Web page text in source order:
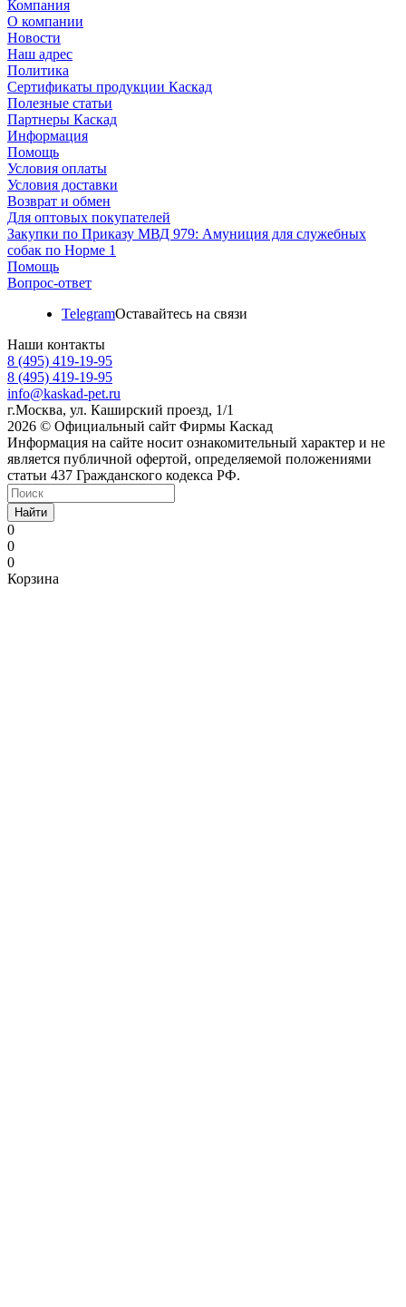
Компания
О компании
Новости
Наш адрес
Политика
Сертификаты продукции Каскад
Полезные статьи
Партнеры Каскад
Информация
Помощь
Условия оплаты
Условия доставки
Возврат и обмен
Для оптовых покупателей
Закупки по Приказу МВД 979: Амуниция для служебных
собак по Норме 1
Помощь
Вопрос-ответ
TelegramОставайтесь на связи
Наши контакты
8 (495) 419-19-95
8 (495) 419-19-95
info@kaskad-pet.ru
г.Москва, ул. Каширский проезд, 1/1
2026 © Официальный сайт Фирмы Каскад
Информация на сайте носит ознакомительный характер и не
является публичной офертой, определяемой положениями
статьи 437 Гражданского кодекса РФ.
Найти
0
0
0
Корзина